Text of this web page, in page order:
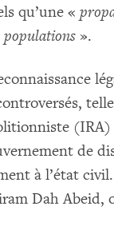
qu’une «
populations ».
(IRA)
de
à l’état
Dah Abeid,